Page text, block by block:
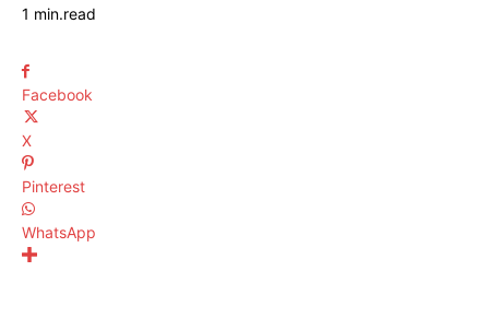
1 min.read
Facebook
X
Pinterest
WhatsApp